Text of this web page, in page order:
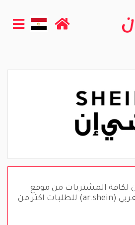
لكافة المشتريات من موقع
شي ان العربي (ar.shein) للطلبات اكثر من